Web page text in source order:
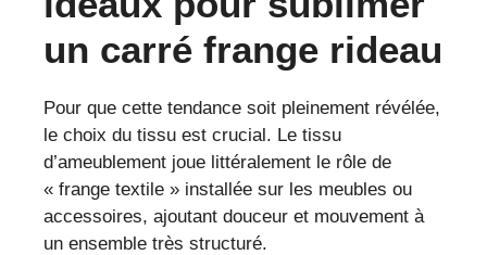
un carré frange rideau
Pour que cette tendance soit pleinement révélée,
le choix du tissu est crucial. Le tissu
d’ameublement joue littéralement le rôle de
« frange textile » installée sur les meubles ou
accessoires, ajoutant douceur et mouvement à
un ensemble très structuré.